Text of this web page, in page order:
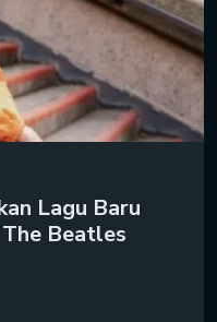
Lagu Baru
Beatles